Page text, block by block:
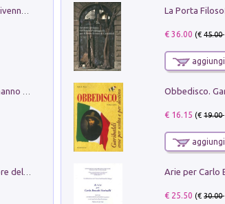
Klose dell'altro mondo. Miro il pescatore del goal
€ 36.00 (€45.00
€ 16.15 (€19.00
€ 25.50 (€30.00